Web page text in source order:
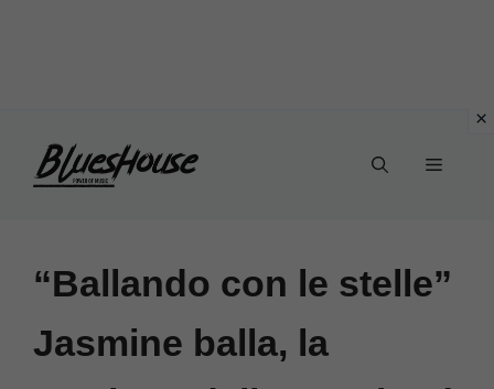
Menu
“Ballando con le stelle”
Jasmine balla, la